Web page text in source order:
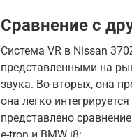
Сравнение с
Система VR в Nissan
представленными на
звука. Во-вторых, она
она легко
представлено
e-tron и BMW i8: